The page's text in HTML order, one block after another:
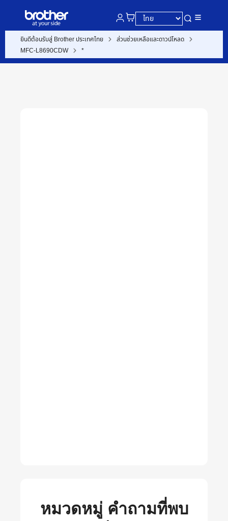
ยินดีต้อนรับสู่ Brother ประเทศไทย
ส่วนช่วยเหลือและดาวน์โหลด
MFC-L8690CDW
*
หมวดหมู่ คำถามที่พบ